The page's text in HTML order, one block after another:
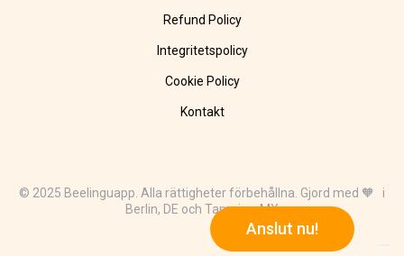
Anslut nu!
Refund Policy
Integritetspolicy
Cookie Policy
Kontakt
© 2025 Beelinguapp. Alla rättigheter förbehållna. Gjord med 🧡 i
Berlin, DE och Tampico, MX